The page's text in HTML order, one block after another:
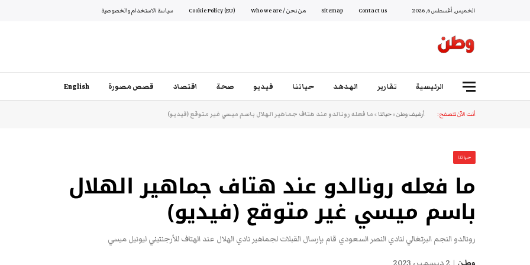
الخميس, أغسطس 6, 2026 Contact us
Sitemap من نحن / Who we are Cookie Policy (EU) سياسة الاستخدام والخصوصية
الرئيسية تقارير الهدهد حياتنا فيديو صحة اقتصاد قصص مصورة English
أنت الآن تتصفح: أرشيف وطن»حياتنا»ما فعله رونالدو عند هتاف جماهير الهلال باسم ميسي غير متوقع (فيديو)
حياتنا
ما فعله رونالدو عند هتاف جماهير الهلال
باسم ميسي غير متوقع (فيديو)
رونالدو النجم البرتغالي لنادي النصر السعودي قام بإرسال القبلات لجماهير نادي الهلال عند الهتاف للأرجنتيني ليونيل ميسي